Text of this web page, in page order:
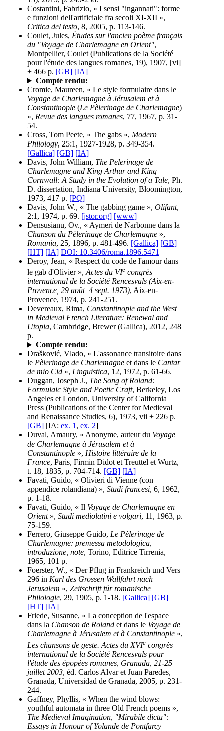
Costantini, Fabrizio, « I sensi "ingannati": forme
e funzioni dell'artificiale fra secoli XI-XII »,
Critica del testo, 8, 2005, p. 113-146.
Coulet, Jules, Études sur l'ancien poème français
du "Voyage de Charlemagne en Orient",
Montpellier, Coulet (Publications de la Société
pour l'étude des langues romanes, 19), 1907, [vi]
+ 466 p. [GB] [IA]
Compte rendu:
Cromie, Maureen, « Le style formulaire dans le
Voyage de Charlemagne à Jérusalem et à
Constantinople (Le Pèlerinage de Charlemagne)
», Revue des langues romanes, 77, 1967, p. 31-
54.
Cross, Tom Peete, « The gabs », Modern
Philology, 25:1, 1927-1928, p. 349-354.
[Gallica] [GB] [IA]
Davis, John William, The Pelerinage de
Charlemagne and King Arthur and King
Cornwall: A Study in the Evolution of a Tale, Ph.
D. dissertation, Indiana University, Bloomington,
1973, 417 p. [PQ]
Davis, John W., « The gabbing game », Olifant,
2:1, 1974, p. 69. [jstor.org] [www]
Densusianu, Ov., « Aymeri de Narbonne dans la
Chanson du Pèlerinage de Charlemagne »,
Romania, 25, 1896, p. 481-496. [Gallica] [GB]
[HT] [IA] DOI: 10.3406/roma.1896.5471
Deroy, Jean, « Respect du code de l'amour dans
le gab d'Olivier »,Actes du VIe congrès
international de la Société Rencesvals (Aix-en-
Provence, 29 août–4 sept. 1973), Aix-en-
Provence, 1974, p. 241-251.
Devereaux, Rima, Constantinople and the West
in Medieval French Literature: Renewal and
Utopia, Cambridge, Brewer (Gallica), 2012, 248
p.
Compte rendu:
Drašković, Vlado, « L'assonance transitoire dans
le Pèlerinage de Charlemagne et dans le Cantar
de mio Cid », Linguistica, 12, 1972, p. 61-66.
Duggan, Joseph J., The Song of Roland:
Formulaic Style and Poetic Craft, Berkeley, Los
Angeles et London, University of California
Press (Publications of the Center for Medieval
and Renaissance Studies, 6), 1973, vii + 226 p.
[GB] [IA: ex. 1, ex. 2]
Duval, Amaury, « Anonyme, auteur du Voyage
de Charlemagne à Jérusalem et à
Constantinople », Histoire littéraire de la
France, Paris, Firmin Didot et Treuttel et Wurtz,
t. 18, 1835, p. 704-714. [GB] [IA]
Favati, Guido, « Olivieri di Vienne (con
appendice rolandiana) », Studi francesi, 6, 1962,
p. 1-18.
Favati, Guido, « Il Voyage de Charlemagne en
Orient», Studi mediolatini e volgari, 11, 1963, p.
75-159.
Ferrero, Giuseppe Guido, Le Pèlerinage de
Charlemagne: premessa metodologica,
introduzione, note, Torino, Editrice Tirrenia,
1965, 101 p.
Foerster, W., « Der Pflug in Frankreich und Vers
296 in Karl des Grossen Wallfahrt nach
Jerusalem », Zeitschrift für romanische
Philologie, 29, 1905, p. 1-18. [Gallica] [GB]
[HT] [IA]
Friede, Susanne, « La conception de l'espace
dans la Chanson de Roland et dans le Voyage de
Charlemagne à Jérusalem et à Constantinople »,
Les chansons de geste. Actes du XVIe congrès
international de la Société Rencesvals pour
l'étude des épopées romanes, Granada, 21-25
juillet 2003, éd. Carlos Alvar et Juan Paredes,
Granada, Universidad de Granada, 2005, p. 231-
244.
Gaffney, Phyllis, « When the wind blows:
youthful automata in three Old French poems »,
The Medieval Imagination, "Mirabile dictu":
Essays in Honour of Yolande de Pontfarcy